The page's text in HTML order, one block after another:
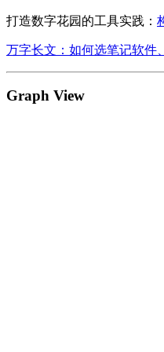
打造数字花园的工具实践：
万字长文：如何选笔记软
Graph View